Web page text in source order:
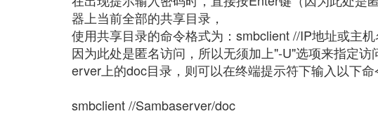
器上当前全部的共享目录，
使用共享目录的命令格式为：smbclient //IP地址或主机
因为此处是匿名访问，所以无须加上"-U"选项来指定
erver上的doc目录，则可以在终端提示符下输入以下命
smbclient //Sambaserver/doc